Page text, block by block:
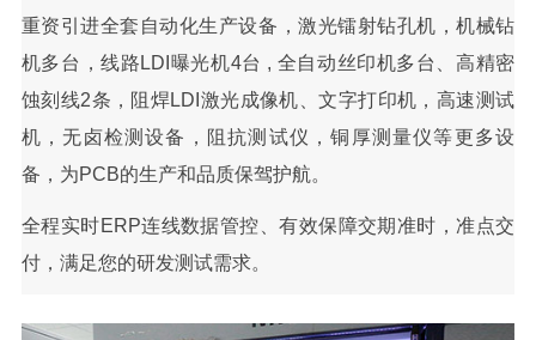
重资引进全套自动化生产设备，激光镭射钻孔机，机械钻
机多台，线路LDI曝光机4台 , 全自动丝印机多台、高精密
蚀刻线2条，阻焊LDI激光成像机、文字打印机，高速测试
机，无卤检测设备，阻抗测试仪，铜厚测量仪等更多设
备，为PCB的生产和品质保驾护航。
全程实时ERP连线数据管控、有效保障交期准时，准点交
付，满足您的研发测试需求。